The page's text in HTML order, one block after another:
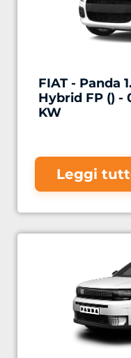
FIAT - Panda
Hybrid FP () -
KW
Leggi